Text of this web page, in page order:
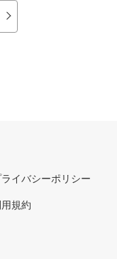
ライバシーポリシー
規約